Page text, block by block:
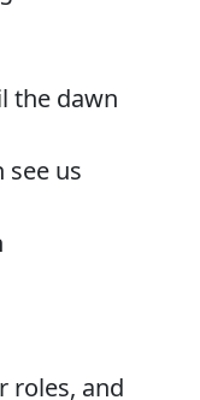
the dawn
see us
roles, and